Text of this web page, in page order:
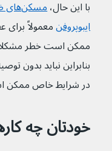
با این حال، مسکن‌های ضدالتهابی (NSAIDs)
ایبوپروفن
ممکن است خطر
بنابراین نباید
در شرایط خاص ممکن